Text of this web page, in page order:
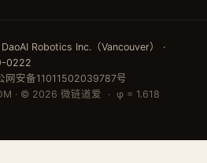
Robotics Inc.（Vancouver） ·
0222
网安备11011502039787号
· © 2026 微链道爱 · φ = 1.618